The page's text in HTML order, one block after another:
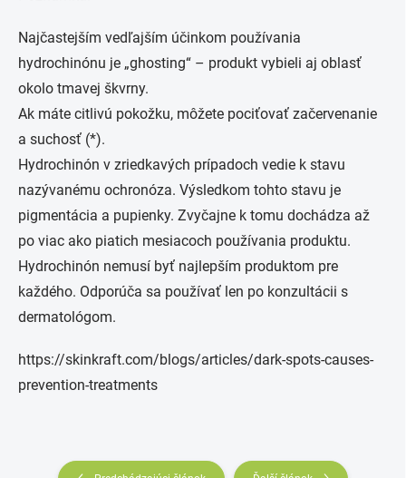
Najčastejším vedľajším účinkom používania
hydrochinónu je „ghosting“ – produkt vybieli aj oblasť
okolo tmavej škvrny.
Ak máte citlivú pokožku, môžete pociťovať začervenanie
a suchosť (*).
Hydrochinón v zriedkavých prípadoch vedie k stavu
nazývanému ochronóza. Výsledkom tohto stavu je
pigmentácia a pupienky. Zvyčajne k tomu dochádza až
po viac ako piatich mesiacoch používania produktu.
Hydrochinón nemusí byť najlepším produktom pre
každého. Odporúča sa používať len po konzultácii s
dermatológom.
https://skinkraft.com/blogs/articles/dark-spots-causes-
prevention-treatments